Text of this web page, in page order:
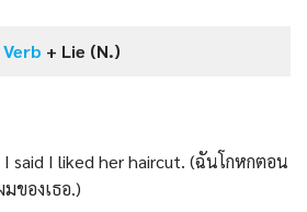
Verb + Lie (N.)
I said I liked her haircut. (ฉันโกหกตอน
ของเธอ.)